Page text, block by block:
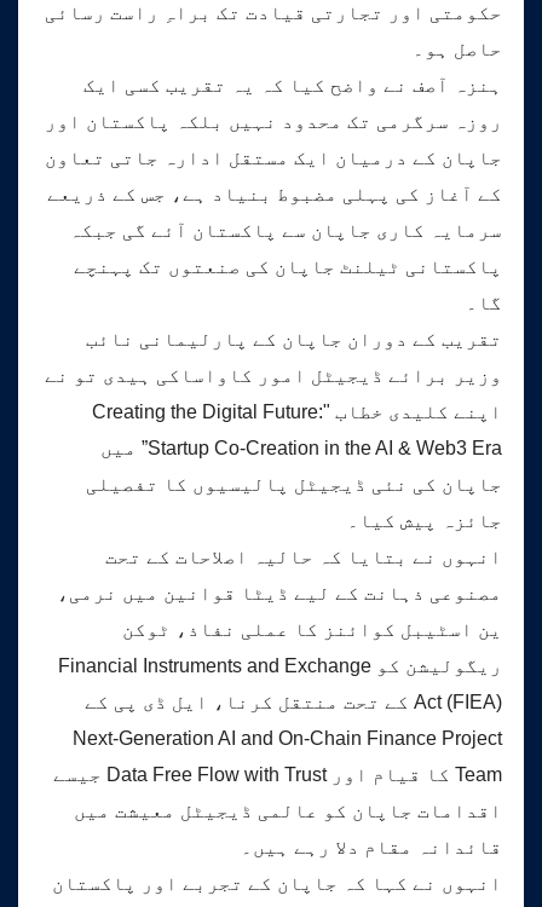
حکومتی اور تجارتی قیادت تک براہِ راست رسائی
حاصل ہو۔
ہنزہ آصف نے واضح کیا کہ یہ تقریب کسی ایک
روزہ سرگرمی تک محدود نہیں بلکہ پاکستان اور
جاپان کے درمیان ایک مستقل ادارہ جاتی تعاون
کے آغاز کی پہلی مضبوط بنیاد ہے، جس کے ذریعے
سرمایہ کاری جاپان سے پاکستان آئے گی جبکہ
پاکستانی ٹیلنٹ جاپان کی صنعتوں تک پہنچے
گا۔
تقریب کے دوران جاپان کے پارلیمانی نائب
وزیر برائے ڈیجیٹل امور کاواساکی ہیدی تو نے
اپنے کلیدی خطاب "Creating the Digital Future:
Startup Co-Creation in the AI & Web3 Era” میں
جاپان کی نئی ڈیجیٹل پالیسیوں کا تفصیلی
جائزہ پیش کیا۔
انہوں نے بتایا کہ حالیہ اصلاحات کے تحت
مصنوعی ذہانت کے لیے ڈیٹا قوانین میں نرمی،
ین اسٹیبل کوائنز کا عملی نفاذ، ٹوکن
ریگولیشن کو Financial Instruments and Exchange
Act (FIEA) کے تحت منتقل کرنا، ایل ڈی پی کے
Next-Generation AI and On-Chain Finance Project
Team کا قیام اور Data Free Flow with Trust جیسے
اقدامات جاپان کو عالمی ڈیجیٹل معیشت میں
قائدانہ مقام دلا رہے ہیں۔
انہوں نے کہا کہ جاپان کے تجربے اور پاکستان